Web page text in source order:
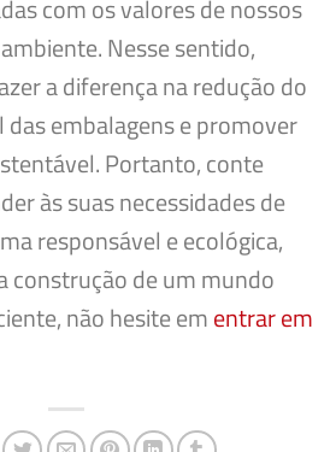
com os valores de nossos
Nesse sentido,
a diferença na redução do
embalagens e promover
Portanto, conte
às suas necessidades de
responsável e ecológica,
construção de um mundo
não hesite ementrar em